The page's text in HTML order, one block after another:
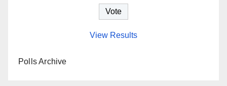
View Results
Polls Archive